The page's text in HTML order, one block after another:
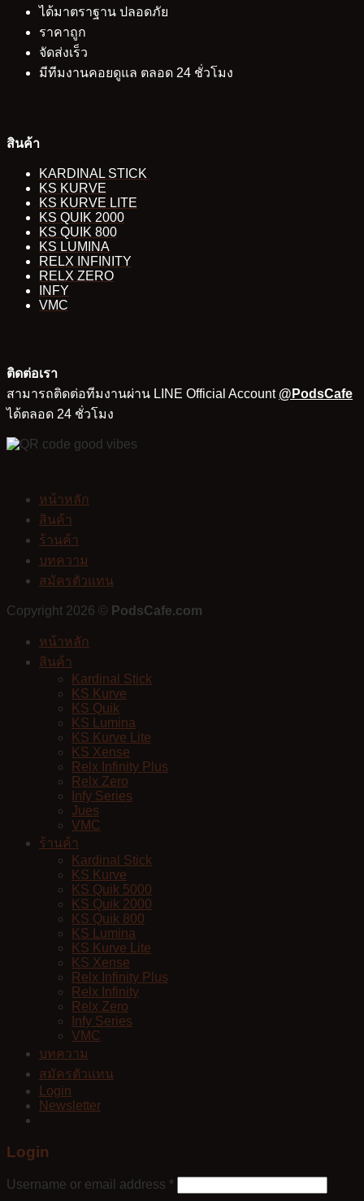
ได้มาตราฐาน ปลอดภัย
ราคาถูก
จัดส่งเร็ว
มีทีมงานคอยดูแล ตลอด 24 ชั่วโมง
สินค้า
KARDINAL STICK
KS KURVE
KS KURVE LITE
KS QUIK 2000
KS QUIK 800
KS LUMINA
RELX INFINITY
RELX ZERO
INFY
VMC
ติดต่อเรา
สามารถติดต่อทีมงานผ่าน LINE Official Account @PodsCafe
ได้ตลอด 24 ชั่วโมง
หน้าหลัก
สินค้า
ร้านค้า
บทความ
สมัครตัวแทน
Copyright 2026 © PodsCafe.com
หน้าหลัก
สินค้า
Kardinal Stick
KS Kurve
KS Quik
KS Lumina
KS Kurve Lite
KS Xense
Relx Infinity Plus
Relx Zero
Infy Series
Jues
VMC
ร้านค้า
Kardinal Stick
KS Kurve
KS Quik 5000
KS Quik 2000
KS Quik 800
KS Lumina
KS Kurve Lite
KS Xense
Relx Infinity Plus
Relx Infinity
Relx Zero
Infy Series
VMC
บทความ
สมัครตัวแทน
Login
Newsletter
Login
Username or email address *